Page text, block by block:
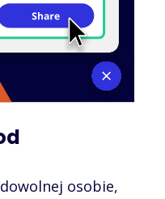
osobie,